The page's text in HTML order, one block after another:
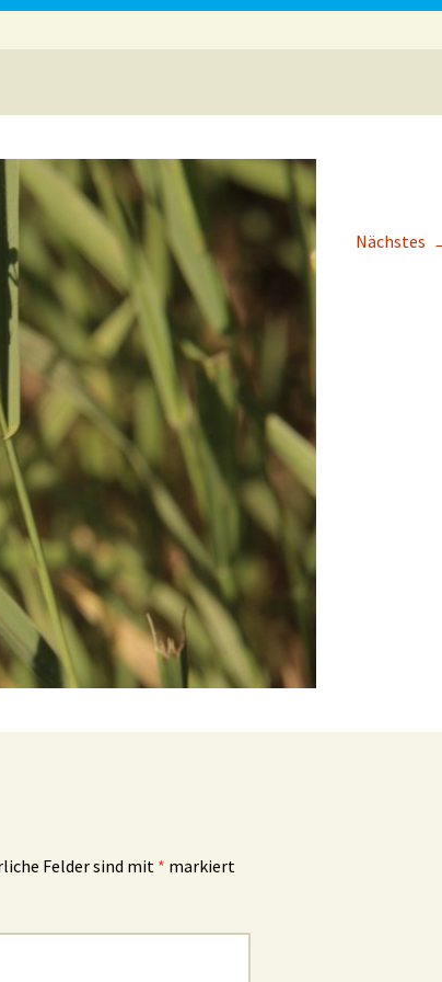
Nächstes
Felder sind mit * markiert